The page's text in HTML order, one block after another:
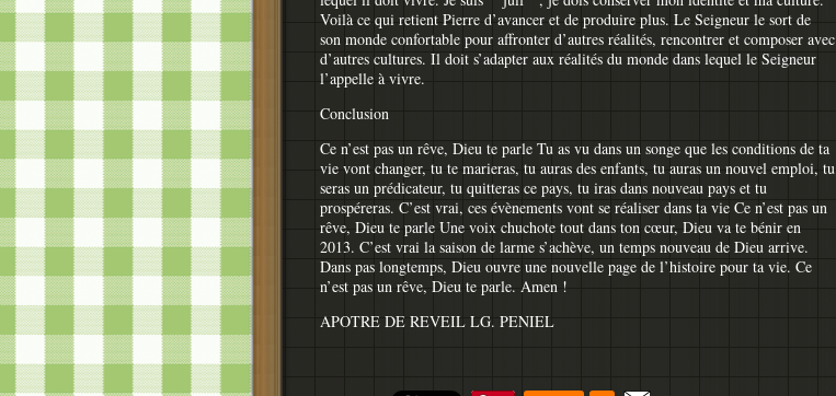
Voilà ce qui retient Pierre d’avancer et de produire plus. Le Seigneur le sort de
son monde confortable pour affronter d’autres réalités, rencontrer et composer avec
d’autres cultures. Il doit s’adapter aux réalités du monde dans lequel le Seigneur
l’appelle à vivre.
Conclusion
Ce n’est pas un rêve, Dieu te parle Tu as vu dans un songe que les conditions de ta
vie vont changer, tu te marieras, tu auras des enfants, tu auras un nouvel emploi, tu
seras un prédicateur, tu quitteras ce pays, tu iras dans nouveau pays et tu
prospéreras. C’est vrai, ces évènements vont se réaliser dans ta vie Ce n’est pas un
rêve, Dieu te parle Une voix chuchote tout dans ton cœur, Dieu va te bénir en
2013. C’est vrai la saison de larme s’achève, un temps nouveau de Dieu arrive.
Dans pas longtemps, Dieu ouvre une nouvelle page de l’histoire pour ta vie. Ce
n’est pas un rêve, Dieu te parle. Amen !
APOTRE DE REVEIL LG. PENIEL